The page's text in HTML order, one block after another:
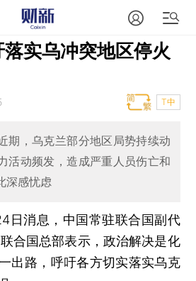
实乌冲突地区停火
T中
期，乌克兰部分地区局势持续动
活动频发，造成严重人员伤亡和
深感忧虑
消息，中国常驻联合国副代
合国总部表示，政治解决是化
出路，呼吁各方切实落实乌克